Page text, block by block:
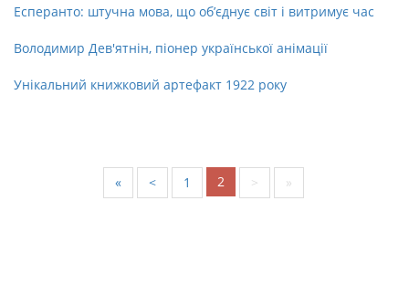
Есперанто: штучна мова, що об’єднує світ і витримує час
Володимир Дев'ятнін, піонер української анімації
Унікальний книжковий артефакт 1922 року
« < 1 2 > »